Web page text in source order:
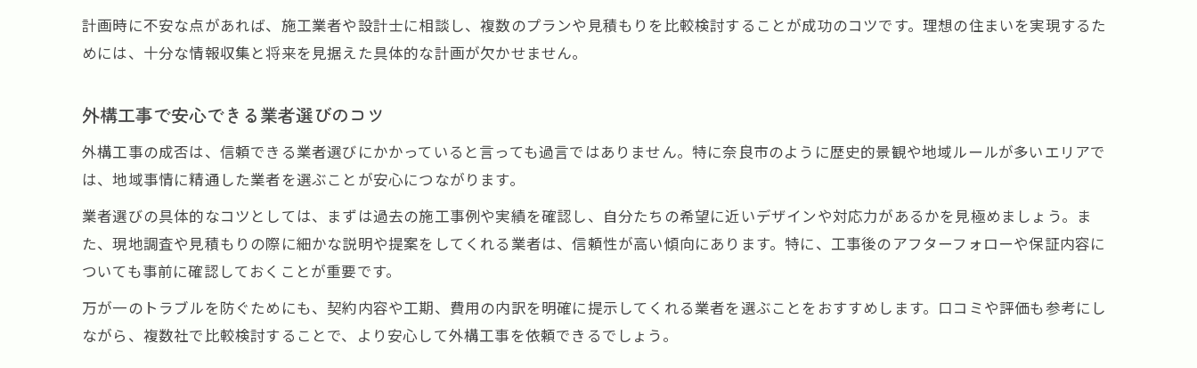
外構工事における現場管理の重要ポイント
外構工事で失敗しないための賢い選択術
外構工事の見積書比較で注目すべき点とは
外構工事で重要な契約内容の押さえ方
外構工事でリスクを減らす相談方法の工夫
計画時に不安な点があれば、施工業者や設計士に相談し、複数のプランや見積もりを比較検討することが成功のコツです。理想の住まいを実現するた
めには、十分な情報収集と将来を見据えた具体的な計画が欠かせません。
外構工事で安心できる業者選びのコツ
外構工事の成否は、信頼できる業者選びにかかっていると言っても過言ではありません。特に奈良市のように歴史的景観や地域ルールが多いエリアで
は、地域事情に精通した業者を選ぶことが安心につながります。
業者選びの具体的なコツとしては、まずは過去の施工事例や実績を確認し、自分たちの希望に近いデザインや対応力があるかを見極めましょう。ま
た、現地調査や見積もりの際に細かな説明や提案をしてくれる業者は、信頼性が高い傾向にあります。特に、工事後のアフターフォローや保証内容に
ついても事前に確認しておくことが重要です。
万が一のトラブルを防ぐためにも、契約内容や工期、費用の内訳を明確に提示してくれる業者を選ぶことをおすすめします。口コミや評価も参考にし
ながら、複数社で比較検討することで、より安心して外構工事を依頼できるでしょう。
お気軽にご相談ください
お気軽にご相談ください